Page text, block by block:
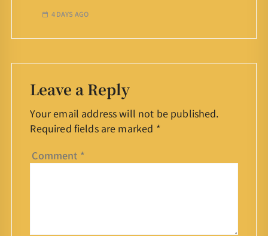
4 DAYS AGO
Leave a Reply
Your email address will not be published.
Required fields are marked *
Comment *